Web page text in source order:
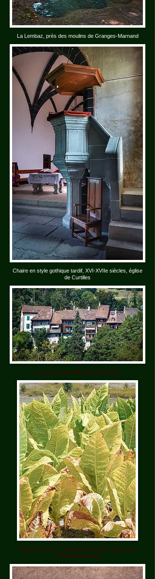
La Lembaz, près des moulins de Granges-Marnand
Chaire en style gothique tardif, XVI-XVIIe siècles, église
de Curtilles
Les toits de la vieille ville de Moudon
Plants de tabacs, visiblement assoiffés aprés une
semaine de canicule